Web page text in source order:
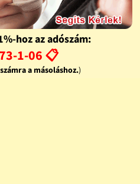
hoz az adószám:
1-06 📋
a másoláshoz.)